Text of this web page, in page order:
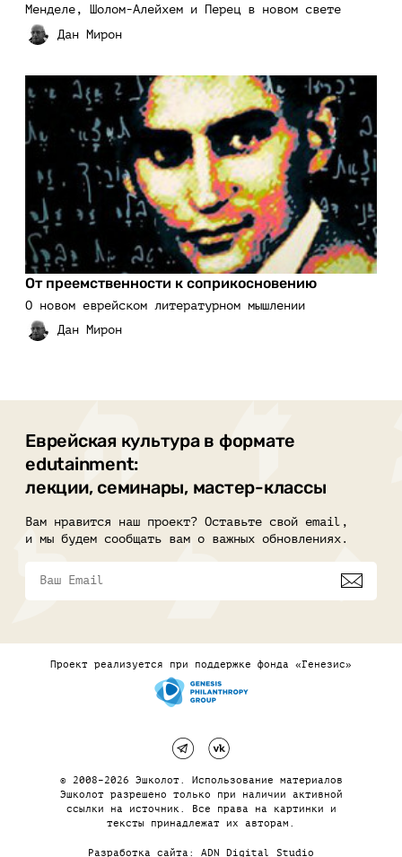
Менделе, Шолом-Алейхем и Перец в новом свете
От преемственности к соприкосновению
О новом еврейском литературном мышлении
Еврейская культура в формате
edutainment:
лекции, семинары, мастер-классы
Вам нравится наш проект? Оставьте свой email,
и мы будем сообщать вам о важных обновлениях.
Проект реализуется при поддержке фонда «Генезис»
© 2008–2026 Эшколот. Использование материалов
Эшколот разрешено только при наличии активной
ссылки на источник. Все права на картинки и
тексты принадлежат их авторам.
Разработка сайта: ADN Digital Studio